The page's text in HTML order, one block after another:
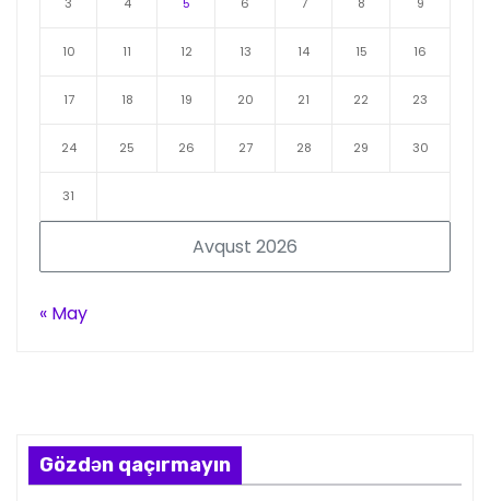
Avqust 2026
10 11 12 13 14 15 16
17 18 19 20 21 22 23
24 25 26 27 28 29 30
31
« May
Gözdən qaçırmayın